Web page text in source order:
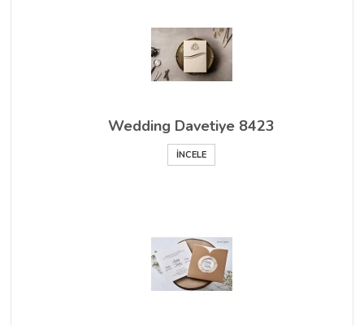
Wedding Davetiye 8423
İNCELE